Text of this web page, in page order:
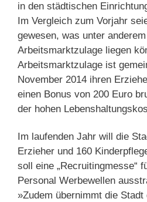
in den städtischen
Im Vergleich zum Vorjahr
gewesen, was unter
Arbeitsmarktzulage liegen
Arbeitsmarktzulage ist
November 2014 ihren
einen Bonus von 200 Euro
der hohen
Im laufenden Jahr will die
Erzieher und 160
soll eine „Recruitingmesse“
Personal Werbewellen
»Zudem übernimmt die